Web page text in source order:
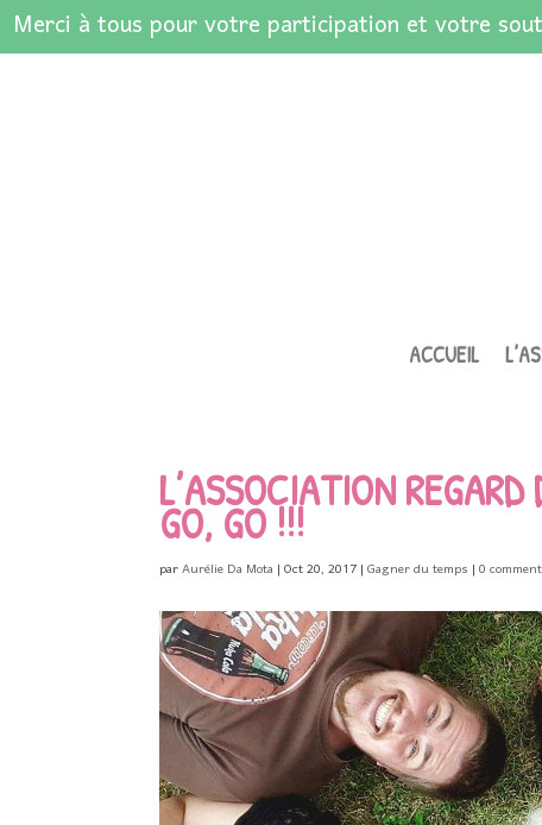
Merci à tous pour votre participation et votre
ACCUEIL
L’ASSOCIATION
GO, GO !!!
parAurélie Da Mota|Oct 20, 2017|Gagner du temps |0